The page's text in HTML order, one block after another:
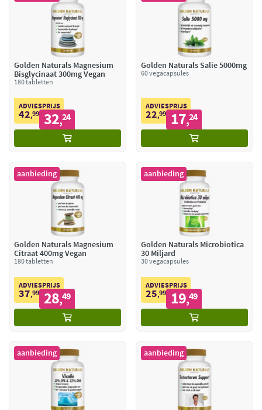
Golden Naturals Magnesium
Bisglycinaat 300mg Vegan
180 tabletten
ADVIESPRIJS
42,99 32,24
Golden Naturals Salie 5000mg
60 vegacapsules
ADVIESPRIJS
22,99 17,24
aanbieding
Golden Naturals Magnesium
Citraat 400mg Vegan
180 tabletten
ADVIESPRIJS
37,99 28,49
aanbieding
Golden Naturals Microbiotica
30 Miljard
30 vegacapsules
ADVIESPRIJS
25,99 19,49
aanbieding aanbieding